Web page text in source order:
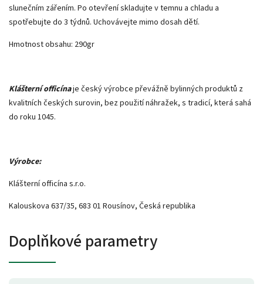
slunečním zářením. Po otevření skladujte v temnu a chladu a
spotřebujte do 3 týdnů. Uchovávejte mimo dosah dětí.
Hmotnost obsahu: 290gr
Klášterní officínaje český výrobce převážně bylinných produktů z
kvalitních českých surovin, bez použití náhražek, s tradicí, která sahá
do roku 1045.
Výrobce:
Klášterní officína s.r.o.
Kalouskova 637/35, 683 01 Rousínov, Česká republika
Doplňkové parametry